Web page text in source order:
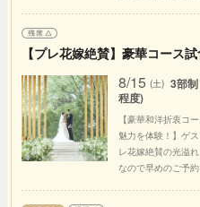
【プレ花嫁絶賛】豪華コース
8/15 (土) 3部
程度)
【豪華和洋折衷コ
魅力を体験！】ゲ
レ花嫁絶賛の光溢
なので早めのご予約